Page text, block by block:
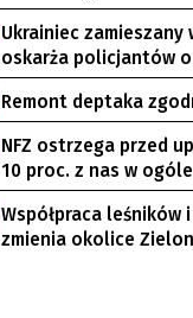
Ukrainiec zamieszany
oskarża policjantów
Remont deptaka
NFZ ostrzega przed
10 proc. z nas w
Współpraca leśników
zmienia okolice